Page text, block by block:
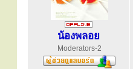
น้องพลอย
Moderators-2